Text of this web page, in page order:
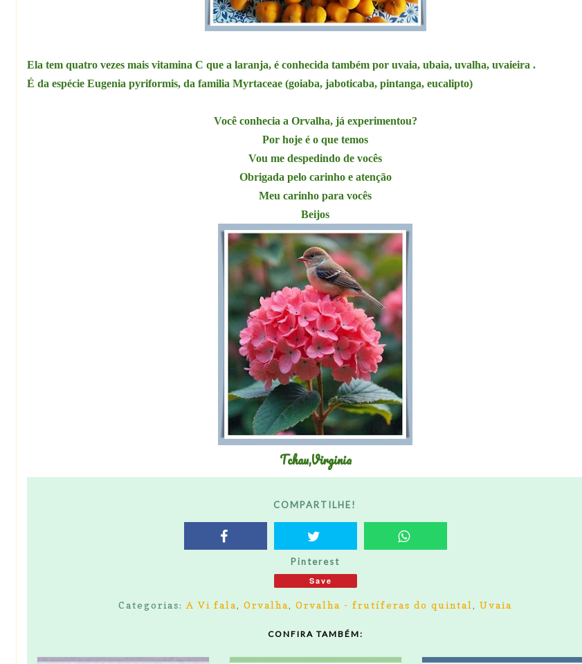
Ela tem quatro vezes mais vitamina C que a laranja, é conhecida também por uvaia, ubaia, uvalha, uvaieira .
É da espécie Eugenia pyriformis, da familia Myrtaceae (goiaba, jaboticaba, pintanga, eucalipto)
Você conhecia a Orvalha, já experimentou?
Por hoje é o que temos
Vou me despedindo de vocês
Obrigada pelo carinho e atenção
Meu carinho para vocês
Beijos
Tchau,Virginia
COMPARTILHE!
Pinterest
Save
Categorias:A Vi fala,Orvalha,Orvalha - frutíferas do quintal,Uvaia
CONFIRA TAMBÉM: